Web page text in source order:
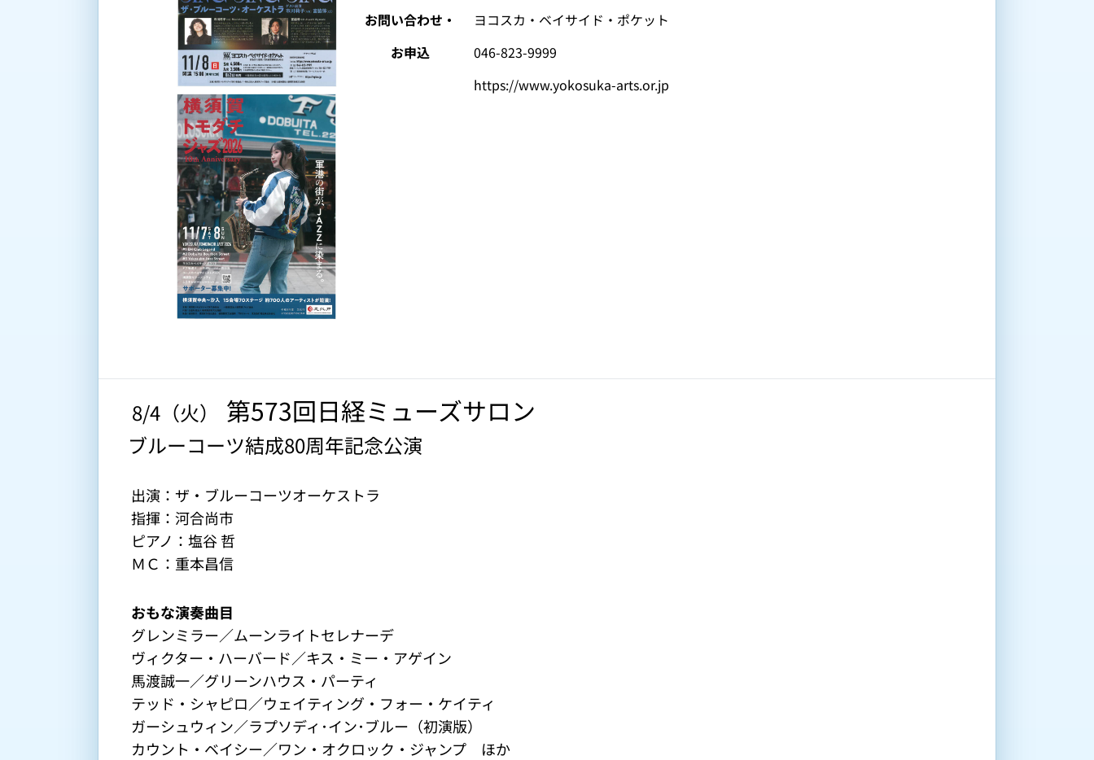
お問い合わせ・
お申込
ヨコスカ・ベイサイド・ポケット
046-823-9999
https://www.yokosuka-arts.or.jp
8/4（火） 第573回日経ミューズサロン
ブルーコーツ結成80周年記念公演
出演：ザ・ブルーコーツオーケストラ
指揮：河合尚市
ピアノ：塩谷 哲
ＭＣ：重本昌信
おもな演奏曲目
グレンミラー／ムーンライトセレナーデ
ヴィクター・ハーバード／キス・ミー・アゲイン
馬渡誠一／グリーンハウス・パーティ
テッド・シャピロ／ウェイティング・フォー・ケイティ
ガーシュウィン／ラプソディ･イン･ブルー（初演版）
カウント・ベイシー／ワン・オクロック・ジャンプ　ほか